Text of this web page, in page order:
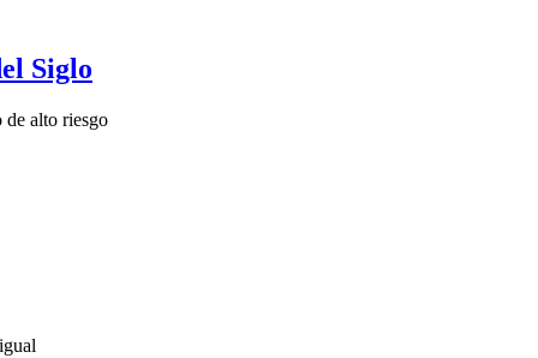
Siglo
de alto riesgo